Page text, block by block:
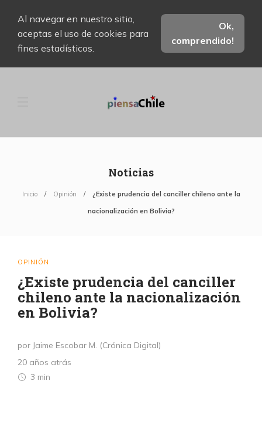
Al navegar en nuestro sitio,
aceptas el uso de cookies para
fines estadísticos.
Ok,
comprendido!
Noticias
Inicio Opinión ¿Existe prudencia del canciller chileno ante la
nacionalización en Bolivia?
OPINIÓN
¿Existe prudencia del canciller
chileno ante la nacionalización
en Bolivia?
por Jaime Escobar M. (Crónica Digital)
20 años atrás
3 min